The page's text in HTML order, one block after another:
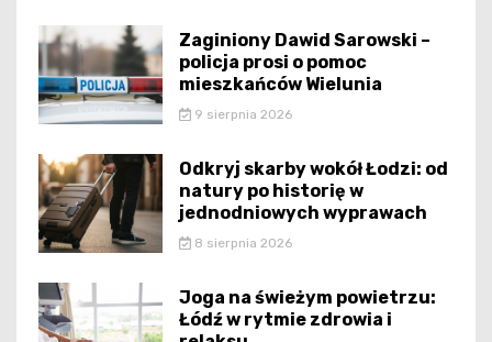
Zaginiony Dawid Sarowski –
policja prosi o pomoc
mieszkańców Wielunia
9 sierpnia 2026
Odkryj skarby wokół Łodzi: od
natury po historię w
jednodniowych wyprawach
8 sierpnia 2026
Joga na świeżym powietrzu:
Łódź w rytmie zdrowia i